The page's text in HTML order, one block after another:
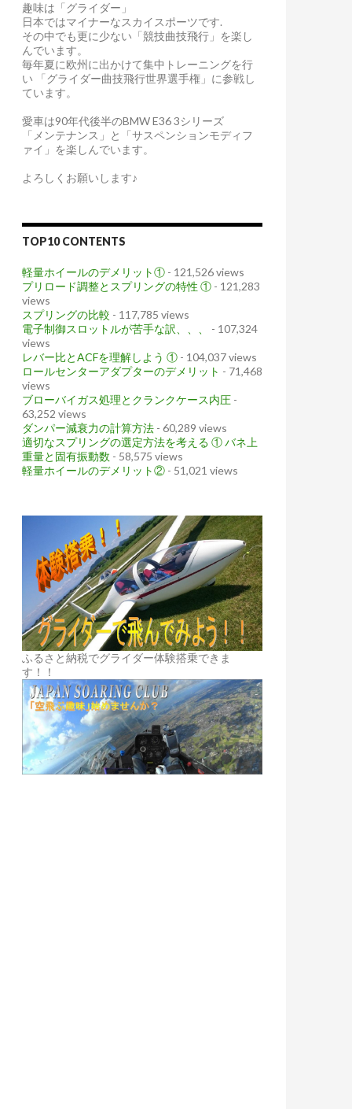
趣味は「グライダー」
日本ではマイナーなスカイスポーツです.
その中でも更に少ない「競技曲技飛行」を楽し
んでいます。
毎年夏に欧州に出かけて集中トレーニングを行
い 「グライダー曲技飛行世界選手権」に参戦し
ています。
愛車は90年代後半のBMW E36 3シリーズ
「メンテナンス」と「サスペンションモディフ
ァイ」を楽しんでいます。
よろしくお願いします♪
TOP10 CONTENTS
軽量ホイールのデメリット① - 121,526 views
プリロード調整とスプリングの特性 ① - 121,283
views
スプリングの比較 - 117,785 views
電子制御スロットルが苦手な訳、、、
- 107,324
views
レバー比とACFを理解しよう ① - 104,037 views
ロールセンターアダプターのデメリット - 71,468
views
ブローバイガス処理とクランクケース内圧 -
63,252 views
ダンパー減衰力の計算方法 - 60,289 views
適切なスプリングの選定方法を考える ① バネ上
重量と固有振動数 - 58,575 views
軽量ホイールのデメリット② - 51,021 views
ふるさと納税でグライダー体験搭乗できま
す！！